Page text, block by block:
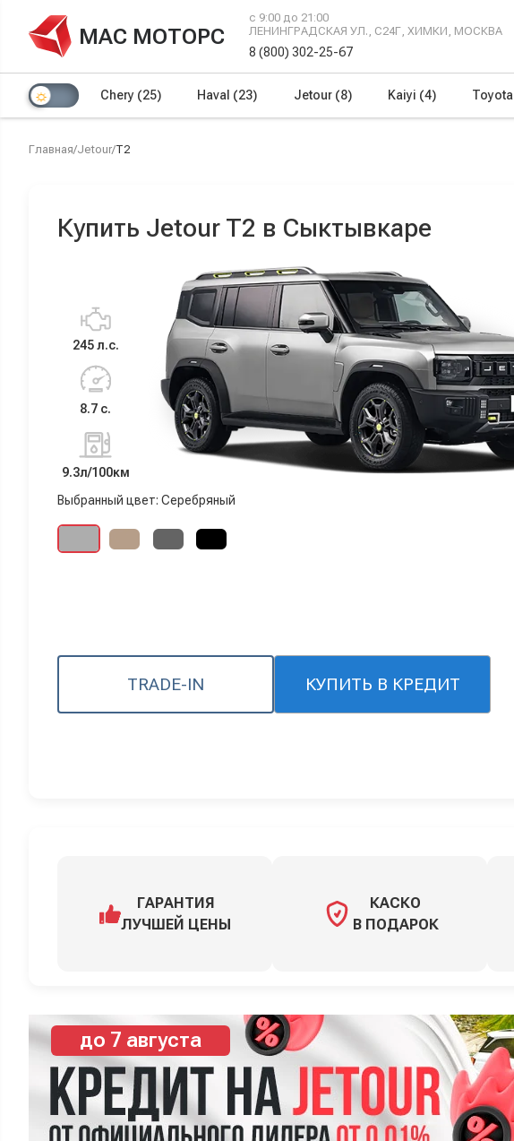
МАС МОТОРС
с 9:00 до 21:00
ЛЕНИНГРАДСКАЯ УЛ., С24Г, ХИМКИ, МОСКВА
8 (800) 302-25-67
Chery (25) Haval (23) Jetour (8) Kaiyi (4) Toyota
Главная/Jetour/T2
Купить Jetour T2 в Сыктывкаре
245 л.с.
8.7 с.
9.3л/100км
Выбранный цвет: Серебряный
TRADE-IN КУПИТЬ В КРЕДИТ
ГАРАНТИЯ
ЛУЧШЕЙ ЦЕНЫ
КАСКО
В ПОДАРОК
до 7 августа